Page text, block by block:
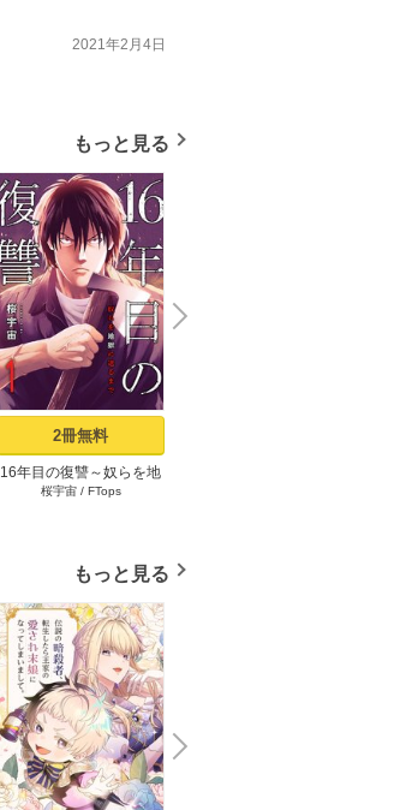
2021年2月4日
もっと見る
2冊無料
16年目の復讐～奴らを地
獄に送るまで 1巻
桜宇宙/ FTops
N
e
x
t
もっと見る
N
e
x
t